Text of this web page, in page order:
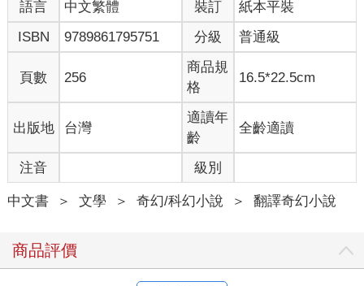
山丘後面到底是什麼樣的地方？」漁夫若是心情很糟的話，就會
狠狠甩沙斯塔幾個耳光，叫他好好專心工作。若是碰到他心情不
錯的時候，他就會說：「我的兒子啊，千萬別被這些無用的問題
吸引分了心。有位詩人說過：『勤奮為成功之本，那些只會空想
的人，好比駕著一艘華而不實的大船，駛向危險的貧窮暗
沙斯塔認為山丘後必然藏了一個父親不想讓他知道的美好祕密。
但事實上，漁夫之所以會這麼說，只是因為他自己根本對北方一
無所知，而且也懶得去理會。他是一個非常實際的人。
有一天，有個來自南方的陌生人出現在他們面前，沙斯塔從來沒
看過像他這樣的人。他騎著一匹身上布滿圓點的健壯駿馬，馬鬃
和尾巴梳理得柔順，隨風飄揚，馬鐙和韁繩上全都鑲了銀。他身
甲的尖刺。他腰間繫著一把偃月彎刀，背上帶著一面綴滿黃銅雕
飾的圓形盾牌，右手握著一根長矛。他的面孔黑黝黝的，但沙斯
語言 中文繁體 裝訂
紙本平裝
ISBN
9789861795751 分級 普通級
頁數 256
商品規
格
16.5*22.5cm
出版地 台灣
適讀年
齡
全齡適讀
注音 級別
中文書 ＞ 文學 ＞ 奇幻/科幻小說 ＞ 翻譯奇幻小說
商品評價